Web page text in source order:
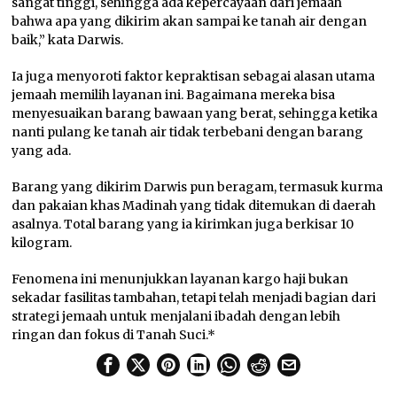
bahwa apa yang dikirim akan sampai ke tanah air dengan
baik,” kata Darwis.
Ia juga menyoroti faktor kepraktisan sebagai alasan utama
jemaah memilih layanan ini. Bagaimana mereka bisa
menyesuaikan barang bawaan yang berat, sehingga ketika
nanti pulang ke tanah air tidak terbebani dengan barang
yang ada.
Barang yang dikirim Darwis pun beragam, termasuk kurma
dan pakaian khas Madinah yang tidak ditemukan di daerah
asalnya. Total barang yang ia kirimkan juga berkisar 10
kilogram.
Fenomena ini menunjukkan layanan kargo haji bukan
sekadar fasilitas tambahan, tetapi telah menjadi bagian dari
strategi jemaah untuk menjalani ibadah dengan lebih
ringan dan fokus di Tanah Suci.*